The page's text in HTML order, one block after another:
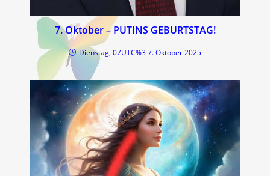
7. Oktober – PUTINS GEBURTSTAG!
Dienstag, 07UTC%3 7. Oktober 2025